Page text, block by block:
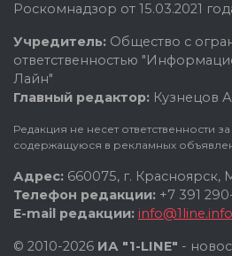
Роскомнадзор от 15.03.2021
Учредитель: Общество с
ответственностью
Лайн"
Главный редактор: Кузнецов
Редакция не несет ответственности
содержащуюся в рекламных
Адрес: 660075, г. Красноярск,
Телефон редакции: +7 391
E-mail редакции: info@1line.info
© 2010-2026 ИА "1-LINE" -